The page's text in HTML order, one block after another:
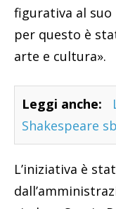
figurativa al suo
per questo è
arte e cultura».
Leggi anche:
Shakespeare
L’iniziativa è